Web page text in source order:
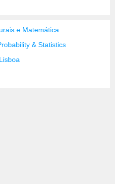
e Matemática
& Statistics